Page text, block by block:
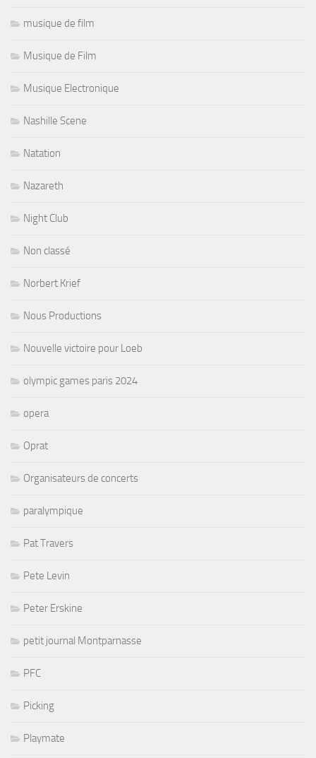
musique de film
Musique de Film
Musique Electronique
Nashille Scene
Natation
Nazareth
Night Club
Non classé
Norbert Krief
Nous Productions
Nouvelle victoire pour Loeb
olympic games paris 2024
opera
Oprat
Organisateurs de concerts
paralympique
Pat Travers
Pete Levin
Peter Erskine
petit journal Montparnasse
PFC
Picking
Playmate